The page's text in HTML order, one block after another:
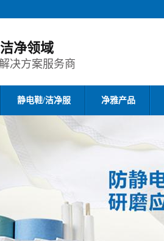
净领域
决方案服务商
静电鞋/洁净服 净雅产品